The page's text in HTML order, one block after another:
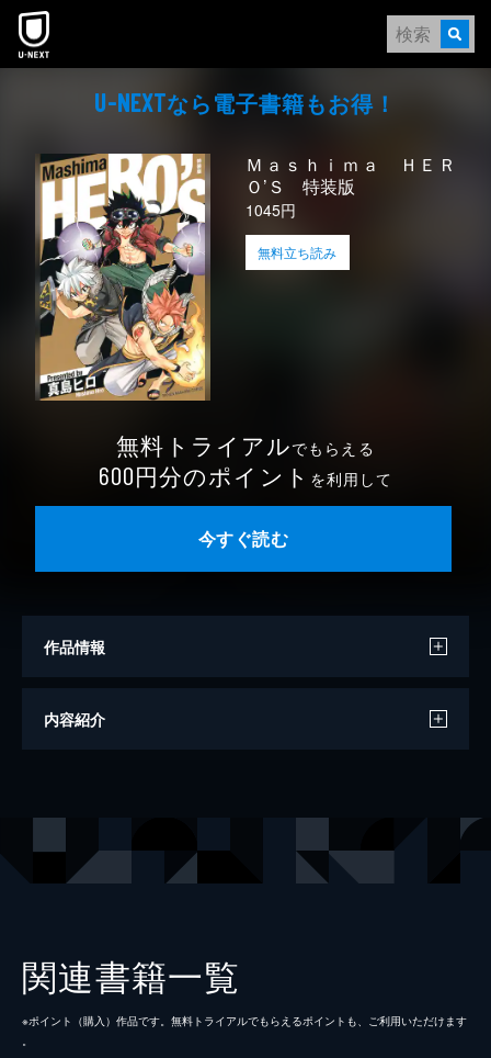
本文へスキップ
U-NEXTなら電⼦書籍もお得！
Ｍａｓｈｉｍａ ＨＥＲ
Ｏ’Ｓ 特装版
1045円
無料立ち読み
無料トライアルでもらえる
600円分のポイント を利用して
今すぐ読む
作品情報
著者
内容紹介
関連書籍一覧
※ポイント（購⼊）作品です。無料トライアルでもらえるポイントも、ご利⽤いただけます